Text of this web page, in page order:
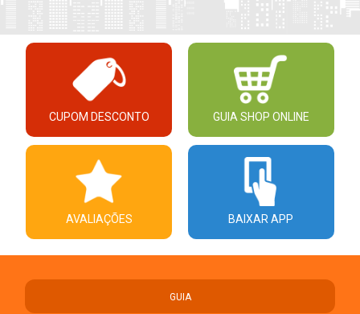
CUPOM DESCONTO GUIA SHOP ONLINE
AVALIAÇÕES BAIXAR APP
GUIA